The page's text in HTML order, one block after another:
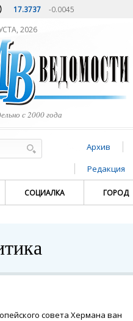
17.3737 -0.0045
2026
с 2000 года
Архив
Редакция
СОЦИАЛКА ГОРОД
совета Хермана ван